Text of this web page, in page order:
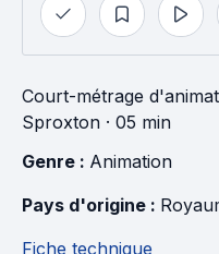
Court-métrage
Sproxton · 05 min
Genre : Animation
Pays d'origine :
Fiche technique